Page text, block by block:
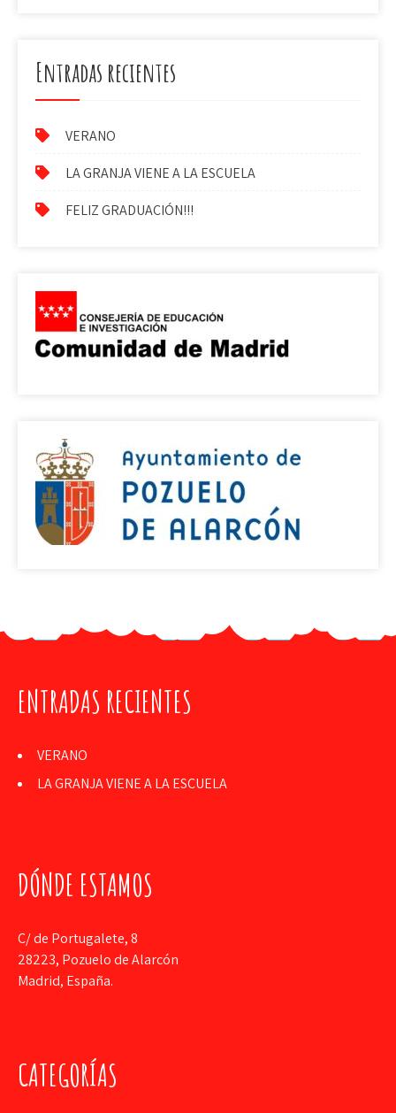
Entradas recientes
VERANO
LA GRANJA VIENE A LA ESCUELA
FELIZ GRADUACIÓN!!!
ENTRADAS RECIENTES
VERANO
LA GRANJA VIENE A LA ESCUELA
DÓNDE ESTAMOS
C/ de Portugalete, 8
28223, Pozuelo de Alarcón
Madrid, España.
CATEGORÍAS